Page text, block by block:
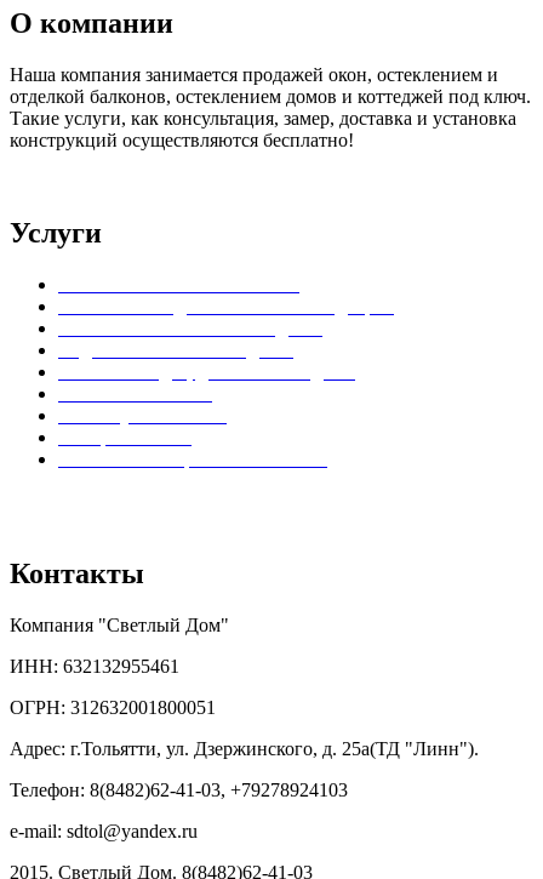
О компании
Наша компания занимается продажей окон, остеклением и
отделкой балконов, остеклением домов и коттеджей под ключ.
Такие услуги, как консультация, замер, доставка и установка
конструкций осуществляются бесплатно!
Услуги
Контакты
Компания "Светлый Дом"
ИНН: 632132955461
ОГРН: 312632001800051
Адрес: г.Тольятти, ул. Дзержинского, д. 25а(ТД "Линн").
Телефон: 8(8482)62-41-03, +79278924103
e-mail: sdtol@yandex.ru
2015. Светлый Дом. 8(8482)62-41-03